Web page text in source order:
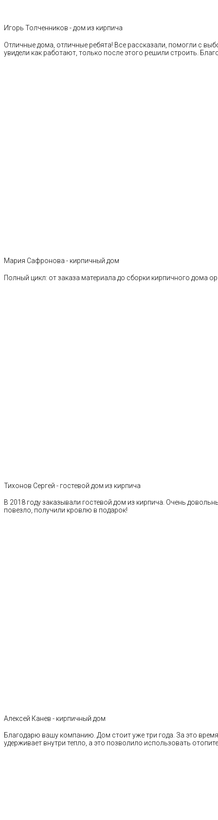
Игорь Толченников - дом из кирпича
Отличные дома, отличные ребята! Все рассказали, помогли с
увидели как работают, только после этого решили строить.
Мария Сафронова - кирпичный дом
Полный цикл: от заказа материала до сборки кирпичного дома
Тихонов Сергей - гостевой дом из кирпича
В 2018 году заказывали гостевой дом из кирпича. Очень
повезло, получили кровлю в подарок!
Алексей Канев - кирпичный дом
Благодарю вашу компанию. Дом стоит уже три года. За это
удерживает внутри тепло, а это позволило использовать